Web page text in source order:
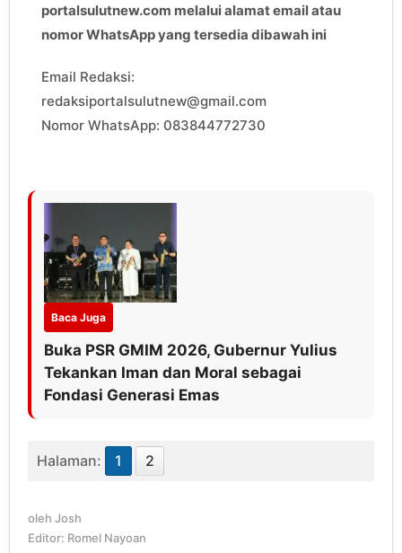
portalsulutnew.com melalui alamat email atau
nomor WhatsApp yang tersedia dibawah ini
Email Redaksi:
redaksiportalsulutnew@gmail.com
Nomor WhatsApp: 083844772730
Baca Juga
Buka PSR GMIM 2026, Gubernur Yulius
Tekankan Iman dan Moral sebagai
Fondasi Generasi Emas
Halaman: 1 2
oleh Josh
Editor: Romel Nayoan